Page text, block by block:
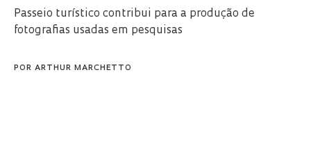
Passeio turístico contribui para a produção de
fotografias usadas em pesquisas
POR ARTHUR MARCHETTO